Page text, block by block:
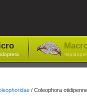
-
/ Coleophora